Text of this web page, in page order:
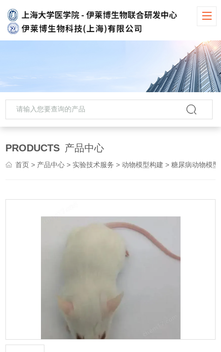
PRODUCTS 产品中心
首页 > 产品中心 > 实验技术服务 >动物模型构建 > 糖尿病动物模型